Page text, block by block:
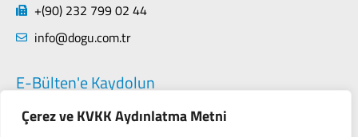
Çerez ve KVKK Aydınlatma Metni
+(90) 232 799 02 44
info@dogu.com.tr
E-Bülten'e Kaydolun